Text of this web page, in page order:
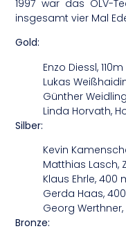
1997 war das ÖLV-
insgesamt vier Mal
Gold:
Enzo Diessl,
Lukas
Günther
Linda Horvath,
Silber:
Kevin
Matthias Lasch,
Klaus Ehrle, 400
Gerda Haas,
Georg
Bronze: